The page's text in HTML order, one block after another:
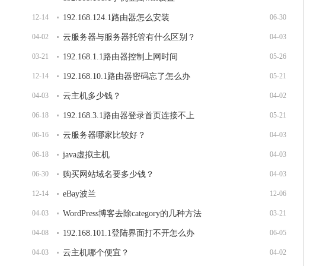
12-14 06-30
192.168.124.1路由器怎么安装
04-02 04-03
云服务器与服务器托管有什么区别？
03-21 05-26
192.168.1.1路由器控制上网时间
12-14 05-21
192.168.10.1路由器密码忘了怎么办
04-03 04-02
云主机多少钱？
06-18 05-21
192.168.3.1路由器登录首页连接不上
06-16 04-03
云服务器哪家比较好？
06-18 04-03
java虚拟主机
06-30 04-03
购买网站域名要多少钱？
12-14 12-06
eBay波兰
04-03 03-21
WordPress博客去除category的几种方法
04-08 06-05
192.168.101.1登陆界面打不开怎么办
04-03 04-02
云主机哪个便宜？